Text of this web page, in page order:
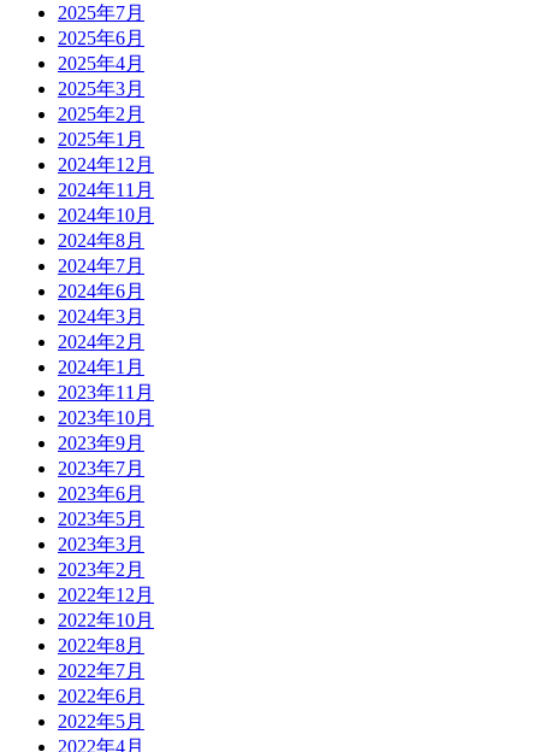
2025年7月
2025年6月
2025年4月
2025年3月
2025年2月
2025年1月
2024年12月
2024年11月
2024年10月
2024年8月
2024年7月
2024年6月
2024年3月
2024年2月
2024年1月
2023年11月
2023年10月
2023年9月
2023年7月
2023年6月
2023年5月
2023年3月
2023年2月
2022年12月
2022年10月
2022年8月
2022年7月
2022年6月
2022年5月
2022年4月